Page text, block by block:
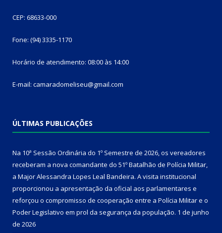
CEP: 68633-000
Fone: (94) 3335-1170
Horário de atendimento: 08:00 às 14:00
E-mail: camaradomeliseu@gmail.com
ÚLTIMAS PUBLICAÇÕES
Na 10ª Sessão Ordinária do 1º Semestre de 2026, os vereadores
receberam a nova comandante do 51º Batalhão de Polícia Militar,
a Major Alessandra Lopes Leal Bandeira. A visita institucional
proporcionou a apresentação da oficial aos parlamentares e
reforçou o compromisso de cooperação entre a Polícia Militar e o
Poder Legislativo em prol da segurança da população. 1 de junho
de 2026